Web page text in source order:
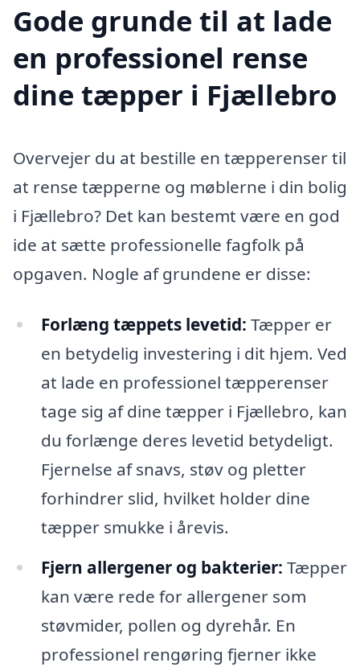
Gode grunde til at lade
en professionel rense
dine tæpper i Fjællebro
Overvejer du at bestille en tæpperenser til
at rense tæpperne og møblerne i din bolig
i Fjællebro? Det kan bestemt være en god
ide at sætte professionelle fagfolk på
opgaven. Nogle af grundene er disse:
Forlæng tæppets levetid: Tæpper er
en betydelig investering i dit hjem. Ved
at lade en professionel tæpperenser
tage sig af dine tæpper i Fjællebro, kan
du forlænge deres levetid betydeligt.
Fjernelse af snavs, støv og pletter
forhindrer slid, hvilket holder dine
tæpper smukke i årevis.
Fjern allergener og bakterier: Tæpper
kan være rede for allergener som
støvmider, pollen og dyrehår. En
professionel rengøring fjerner ikke